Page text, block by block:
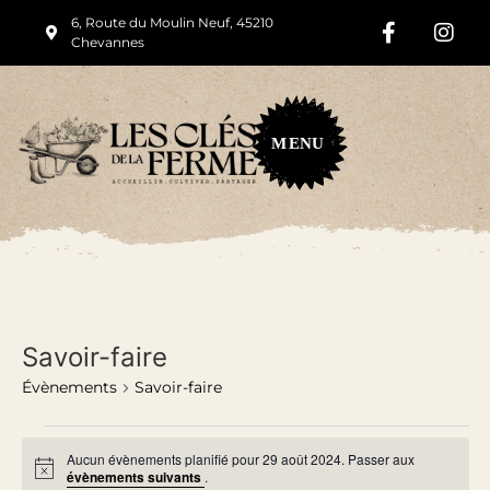
6, Route du Moulin Neuf, 45210
Chevannes
MENU
Savoir-faire
Évènements Savoir-faire
Notice
Aucun évènements planifié pour 29 août 2024. Passer aux
évènements suivants .